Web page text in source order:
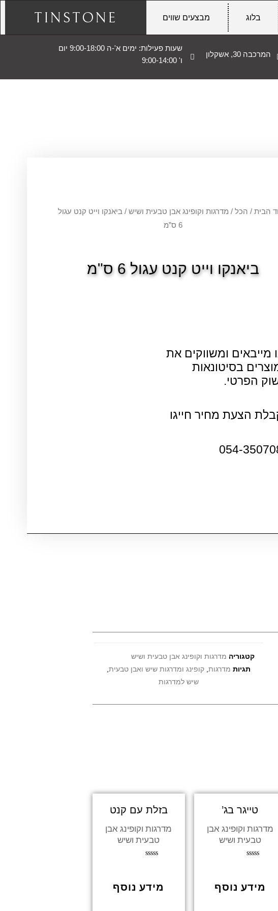
בלוג מבצעים שווים TINSTONE
המרכבה 30, אשקלון
שעות פעילות: ימים א'-ה 9:00-18:00 יום
ו' 9:00-14:00
הבית / הכל / מדרגות וקופינג אבן טבעית ושיש / ביאנקו וייט קנט עגול
6 ס”מ
ביאנקו וייט קנט עגול 6 ס"מ
מייבאים ומשווקים את
בסיטונאות
הפרטי.
הצעת מחיר חייגו
054-
קטגוריה מדרגות וקופינג אבן טבעית ושיש
תגיות מדרגות, קופינג ומדרגות שיש ואבן טבעית,
שיש למדרגות
טייגר בג’
מדרגות וקופינג אבן
טבעית ושיש
5
מידע נוסף
בזלת עם קנט
מדרגות וקופינג אבן
טבעית ושיש
5
מידע נוסף